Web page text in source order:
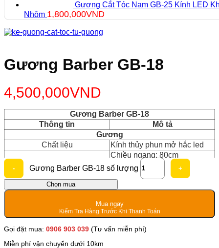
Gương Cắt Tóc Nam GB-25 Kính LED
Nhôm 1,800,000VND
Gương Barber GB-18
4,500,000VND
Gương Barber GB-18
Thông tin
Mô tả
Gương
Chất liệu
Kính thủy phun mở hắc led
Kích thước
Chiều ngang: 80cm
Chiều cao: 80cm
Tủ
mdf phủ min, sơn
Chiều dài: 120cm
Chiều cao: 80cm
Gương Barber GB-18 số lượng
Chọn mua
Mua ngay
Kiểm Tra Hàng Trước Khi Thanh Toán
Gọi đặt mua: 0906 903 039 (Tư vấn miễn phí)
Miễn phí vận chuyển dưới 10km